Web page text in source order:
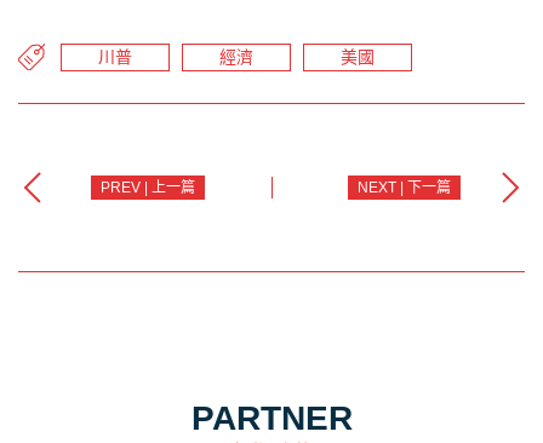
川普 經濟 美國
PREV | 上一篇 NEXT | 下一篇
PARTNER